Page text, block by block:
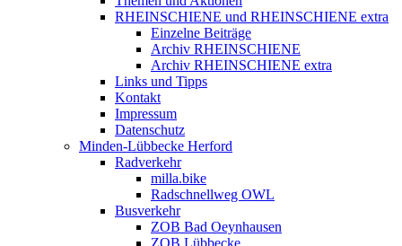
RHEINSCHIENE und RHEINSCHIENE extra
Einzelne Beiträge
Archiv RHEINSCHIENE
Archiv RHEINSCHIENE extra
Links und Tipps
Kontakt
Impressum
Datenschutz
Minden-Lübbecke Herford
Radverkehr
milla.bike
Radschnellweg OWL
Busverkehr
ZOB Bad Oeynhausen
ZOB Lübbecke